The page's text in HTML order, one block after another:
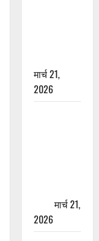
मार्च 21,
2026
मार्च 21,
2026